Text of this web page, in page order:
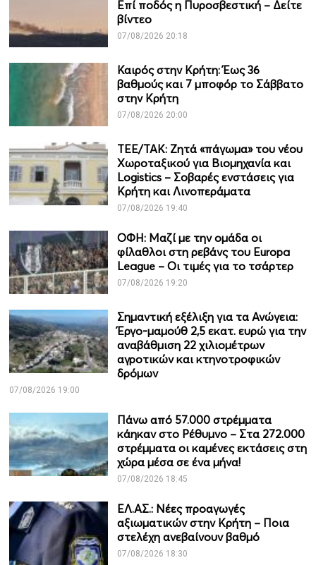
Επί ποδός η Πυροσβεστική – Δείτε
βίντεο
07/08/2026 20:18
Καιρός στην Κρήτη: Έως 36
βαθμούς και 7 μποφόρ το Σάββατο
στην Κρήτη
07/08/2026 20:00
ΤΕΕ/ΤΑΚ: Ζητά «πάγωμα» του νέου
Χωροταξικού για Βιομηχανία και
Logistics – Σοβαρές ενστάσεις για
Κρήτη και Λινοπεράματα
07/08/2026 19:40
ΟΦΗ: Μαζί με την ομάδα οι
φίλαθλοι στη ρεβάνς του Europa
League – Οι τιμές για το τσάρτερ
07/08/2026 19:20
Σημαντική εξέλιξη για τα Ανώγεια:
Έργο-μαμούθ 2,5 εκατ. ευρώ για την
αναβάθμιση 22 χιλιομέτρων
αγροτικών και κτηνοτροφικών
δρόμων
07/08/2026 19:00
Πάνω από 57.000 στρέμματα
κάηκαν στο Ρέθυμνο – Στα 272.000
στρέμματα οι καμένες εκτάσεις στη
χώρα μέσα σε ένα μήνα!
07/08/2026 18:45
ΕΛ.ΑΣ.: Νέες προαγωγές
αξιωματικών στην Κρήτη – Ποια
στελέχη ανεβαίνουν βαθμό
07/08/2026 18:30